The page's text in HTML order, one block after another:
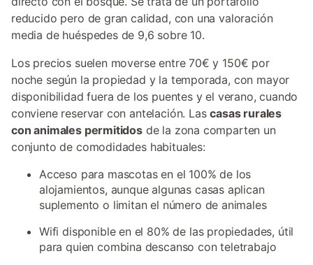
reducido pero de gran calidad, con una valoración
media de huéspedes de 9,6 sobre 10.
Los precios suelen moverse entre 70€ y 150€ por
noche según la propiedad y la temporada, con mayor
disponibilidad fuera de los puentes y el verano, cuando
conviene reservar con antelación. Lascasas rurales
con animales permitidosde la zona comparten un
conjunto de comodidades habituales:
Acceso para mascotas en el 100% de los
alojamientos, aunque algunas casas aplican
suplemento o limitan el número de animales
Wifi disponible en el 80% de las propiedades, útil
para quien combina descanso con teletrabajo